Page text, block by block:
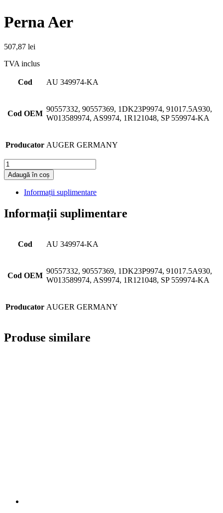
Perna Aer
507,87 lei
TVA inclus
Cod AU 349974-KA
Cod OEM
90557332, 90557369, 1DK23P9974, 91017.5A930,
W013589974, AS9974, 1R121048, SP 559974-KA
Producator AUGER GERMANY
Cantitate
Adaugă în coș
Informații suplimentare
Informații suplimentare
Cod AU 349974-KA
Cod OEM
90557332, 90557369, 1DK23P9974, 91017.5A930,
W013589974, AS9974, 1R121048, SP 559974-KA
Producator AUGER GERMANY
Produse similare